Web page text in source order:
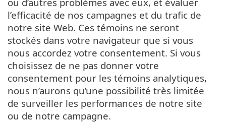
l’efficacité de nos campagnes et du trafic de
notre site Web. Ces témoins ne seront
stockés dans votre navigateur que si vous
nous accordez votre consentement. Si vous
choisissez de ne pas donner votre
consentement pour les témoins analytiques,
nous n’aurons qu’une possibilité très limitée
de surveiller les performances de notre site
ou de notre campagne.